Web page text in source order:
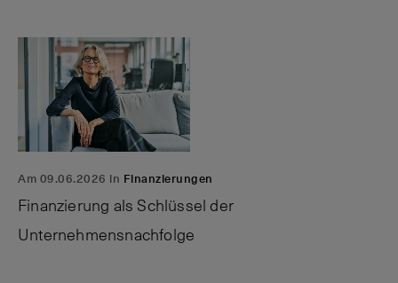
Am 09.06.2026 in Finanzierungen
Finanzierung als Schlüssel der
Unternehmensnachfolge